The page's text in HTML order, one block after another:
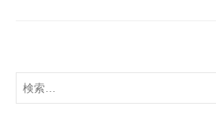
検